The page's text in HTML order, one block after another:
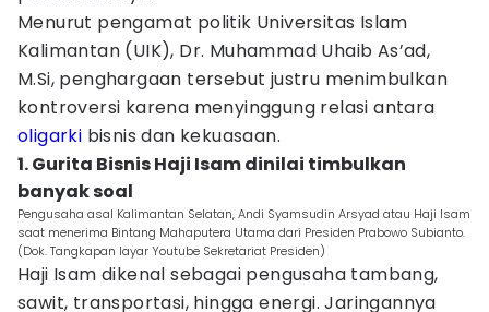
Menurut pengamat politik Universitas Islam
Kalimantan (UIK), Dr. Muhammad Uhaib As’ad,
M.Si, penghargaan tersebut justru menimbulkan
kontroversi karena menyinggung relasi antara
oligarki bisnis dan kekuasaan.
1. Gurita Bisnis Haji Isam dinilai timbulkan
banyak soal
Pengusaha asal Kalimantan Selatan, Andi Syamsudin Arsyad atau Haji Isam
saat menerima Bintang Mahaputera Utama dari Presiden Prabowo Subianto.
(Dok. Tangkapan layar Youtube Sekretariat Presiden)
Haji Isam dikenal sebagai pengusaha tambang,
sawit, transportasi, hingga energi. Jaringannya